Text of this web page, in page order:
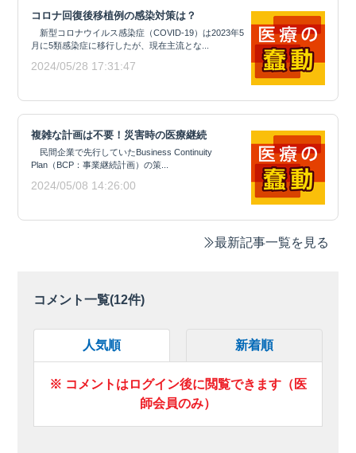
コロナ回復後移植例の感染対策は？
新型コロナウイルス感染症（COVID-19）は2023年5
月に5類感染症に移行したが、現在主流とな...
2024/05/28 17:31:47
複雑な計画は不要！災害時の医療継続
民間企業で先行していたBusiness Continuity
Plan（BCP：事業継続計画）の策...
2024/05/08 14:26:00
最新記事一覧を見る
コメント一覧(12件)
人気順 新着順
※ コメントはログイン後に閲覧できます（医
師会員のみ）